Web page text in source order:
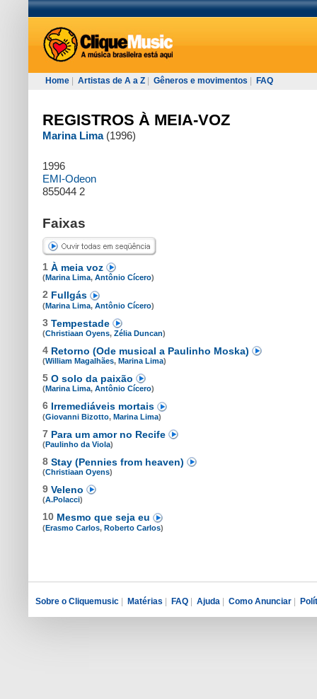
Home Artistas de A a Z Gêneros e movimentos FAQ
REGISTROS À MEIA-VOZ
Marina Lima (1996)
1996
EMI-Odeon
855044 2
Faixas
1 À meia voz
(Marina Lima, Antônio Cícero)
2 Fullgás
(Marina Lima, Antônio Cícero)
3 Tempestade
(Christiaan Oyens, Zélia Duncan)
4 Retorno (Ode musical a Paulinho Moska)
(William Magalhães, Marina Lima)
5 O solo da paixão
(Marina Lima, Antônio Cícero)
6 Irremediáveis mortais
(Giovanni Bizotto, Marina Lima)
7 Para um amor no Recife
(Paulinho da Viola)
8 Stay (Pennies from heaven)
(Christiaan Oyens)
9 Veleno
(A.Polacci)
10 Mesmo que seja eu
(Erasmo Carlos, Roberto Carlos)
Sobre o Cliquemusic | Matérias | FAQ | Ajuda | Como Anunciar |